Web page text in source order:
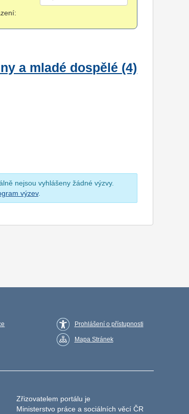
a mladé dospělé (4)
nejsou vyhlášeny žádné výzvy.
výzev.
Prohlášení o přístupnosti
Mapa Stránek
Zřizovatelem portálu je
Ministerstvo práce a sociálních věcí ČR